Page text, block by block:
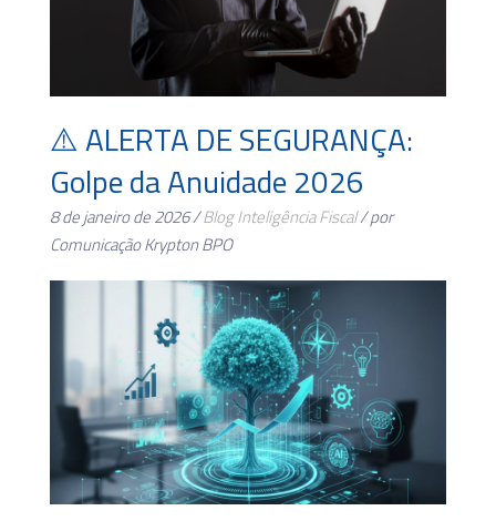
⚠️ ALERTA DE SEGURANÇA:
Golpe da Anuidade 2026
8 de janeiro de 2026 /BlogInteligência Fiscal/ por
Comunicação Krypton BPO